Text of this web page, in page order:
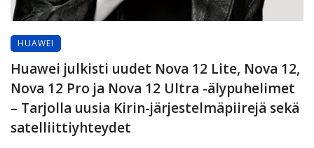
HUAWEI
Huawei julkisti uudet Nova 12 Lite, Nova 12,
Nova 12 Pro ja Nova 12 Ultra -älypuhelimet
– Tarjolla uusia Kirin-järjestelmäpiirejä sekä
satelliittiyhteydet